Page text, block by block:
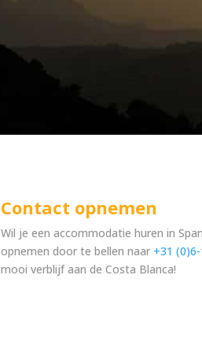
Contact opnemen
Wil je een accommodatie huren in
opnemen door te bellen naar +31
mooi verblijf aan de Costa Blanca!